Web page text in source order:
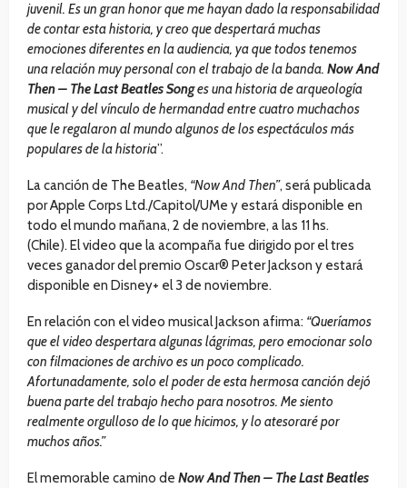
juvenil. Es un gran honor que me hayan dado la responsabilidad
de contar esta historia, y creo que despertará muchas
emociones diferentes en la audiencia, ya que todos tenemos
una relación muy personal con el trabajo de la banda. Now And
Then – The Last Beatles Songes una historia de arqueología
musical y del vínculo de hermandad entre cuatro muchachos
que le regalaron al mundo algunos de los espectáculos más
populares de la historia”.
La canción de The Beatles, “Now And Then”, será publicada
por Apple Corps Ltd./Capitol/UMe y estará disponible en
todo el mundo mañana, 2 de noviembre, a las 11 hs.
(Chile). El video que la acompaña fue dirigido por el tres
veces ganador del premio Oscar® Peter Jackson y estará
disponible en Disney+ el 3 de noviembre.
En relación con el video musical Jackson afirma: “Queríamos
que el video despertara algunas lágrimas, pero emocionar solo
con filmaciones de archivo es un poco complicado.
Afortunadamente, solo el poder de esta hermosa canción dejó
buena parte del trabajo hecho para nosotros. Me siento
realmente orgulloso de lo que hicimos, y lo atesoraré por
muchos años.”
El memorable camino de Now And Then – The Last Beatles